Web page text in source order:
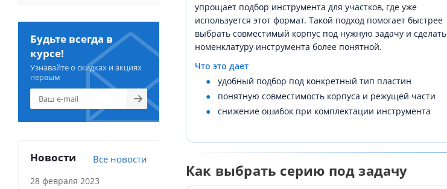
упрощает подбор инструмента для участков, где уже
используется этот формат. Такой подход помогает быстрее
выбрать совместимый корпус под нужную задачу и сделать
номенклатуру инструмента более понятной.
Что это дает
удобный подбор под конкретный тип пластин
понятную совместимость корпуса и режущей части
снижение ошибок при комплектации инструмента
Как выбрать серию под задачу
Будьте всегда в
курсе!
Узнавайте о скидках и акциях
первым
Новости Все новости
28 февраля 2023